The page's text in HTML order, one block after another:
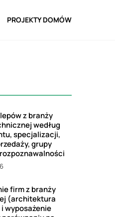
PROJEKTY DOMÓW
z branży
według
specjalizacji,
grupy
firm z branży
(architektura
wyposażenie